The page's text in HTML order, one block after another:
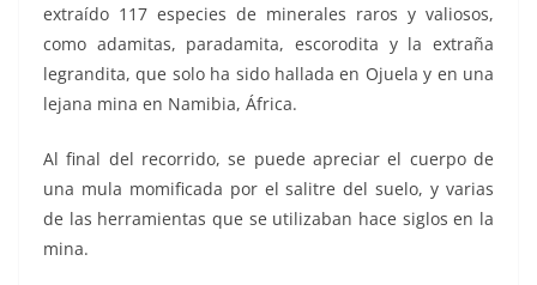
extraído 117 especies de minerales raros y valiosos,
como adamitas, paradamita, escorodita y la extraña
legrandita, que solo ha sido hallada en Ojuela y en una
lejana mina en Namibia, África.
Al final del recorrido, se puede apreciar el cuerpo de
una mula momificada por el salitre del suelo, y varias
de las herramientas que se utilizaban hace siglos en la
mina.